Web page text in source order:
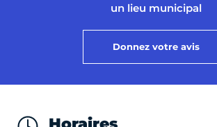
un lieu municipal
Donnez votre avis